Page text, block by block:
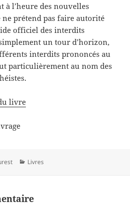
l’heure des nouvelles
ne prétend pas faire autorité
officiel des interdits
un tour d’horizon,
interdits prononcés au
particulièrement au nom des
livre
Catégories
Livres